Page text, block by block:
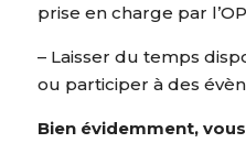
prise en charge par
– Laisser du temps
ou participer à des
Bien évidemment,